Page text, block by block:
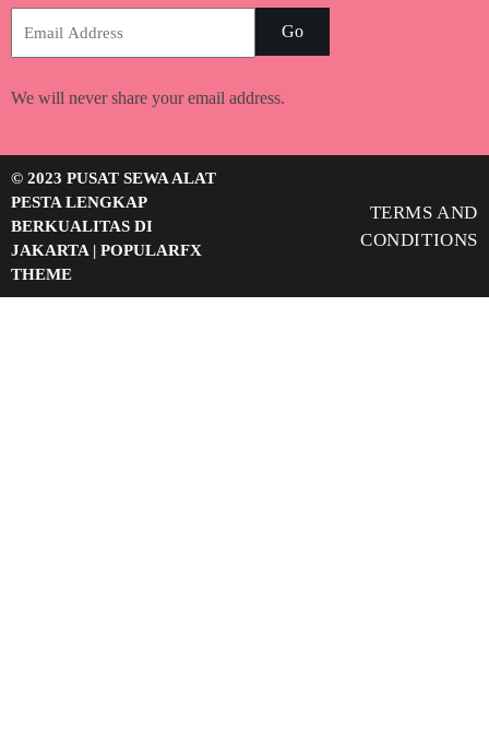
Go
We will never share your email address.
© 2023 PUSAT SEWA ALAT
PESTA LENGKAP
BERKUALITAS DI
JAKARTA | POPULARFX
THEME
TERMS AND
CONDITIONS